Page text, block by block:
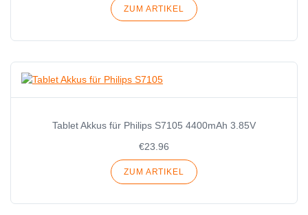
ZUM ARTIKEL
Tablet Akkus für Philips S7105 4400mAh 3.85V
€23.96
ZUM ARTIKEL